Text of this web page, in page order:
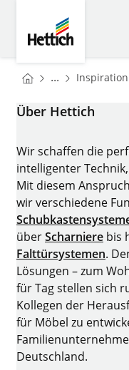
You are here:
Startseite
... Inspiration
Über Hettich
Wir schaffen die
intelligenter
Mit diesem
wir verschiedene
überScharniere bis
Falttürsystemen.
Lösungen – zum
für Tag stellen sich
Kollegen der
für Möbel zu
Deutschland.